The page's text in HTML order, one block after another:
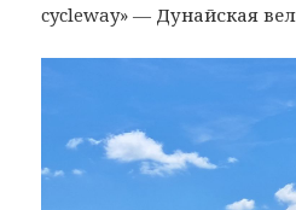
cycleway» — Дунайская